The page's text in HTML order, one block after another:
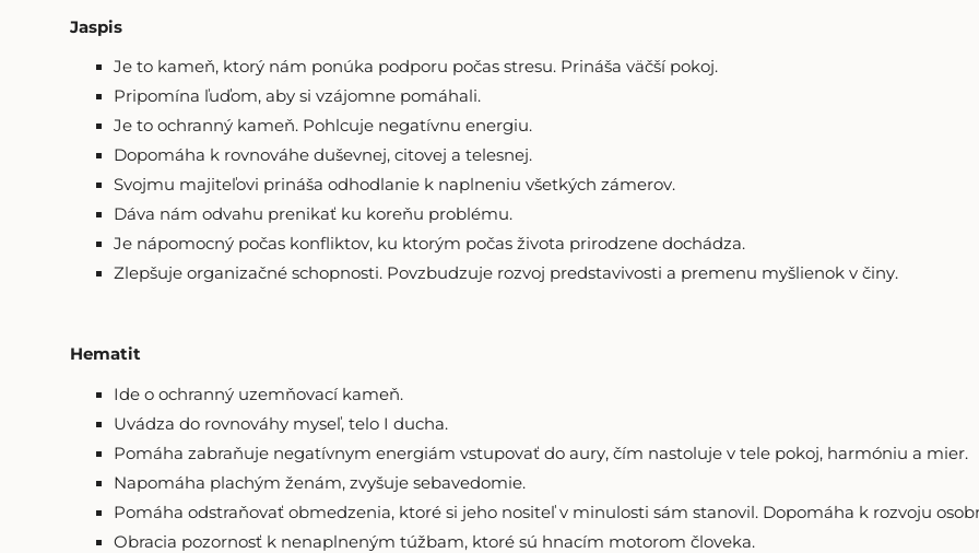
Jaspis
Je to kameň, ktorý nám ponúka podporu počas stresu. Prináša väčší pokoj.
Pripomína ľuďom, aby si vzájomne pomáhali.
Je to ochranný kameň. Pohlcuje negatívnu energiu.
Dopomáha k rovnováhe duševnej, citovej a telesnej.
Svojmu majiteľovi prináša odhodlanie k naplneniu všetkých zámerov.
Dáva nám odvahu prenikať ku koreňu problému.
Je nápomocný počas konfliktov, ku ktorým počas života prirodzene dochádza.
Zlepšuje organizačné schopnosti. Povzbudzuje rozvoj predstavivosti a premenu myšlienok v činy.
Hematit
Ide o ochranný uzemňovací kameň.
Uvádza do rovnováhy myseľ, telo I ducha.
Pomáha zabraňuje negatívnym energiám vstupovať do aury, čím nastoluje v tele pokoj, harmóniu a mier.
Napomáha plachým ženám, zvyšuje sebavedomie.
Pomáha odstraňovať obmedzenia, ktoré si jeho nositeľ v minulosti sám stanovil. Dopomáha k rozvoju
Obracia pozornosť k nenaplneným túžbam, ktoré sú hnacím motorom človeka.